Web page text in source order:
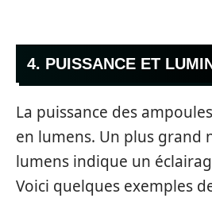
4. PUISSANCE ET
La puissance des
en lumens. Un plus grand
lumens indique un
Voici quelques exemples